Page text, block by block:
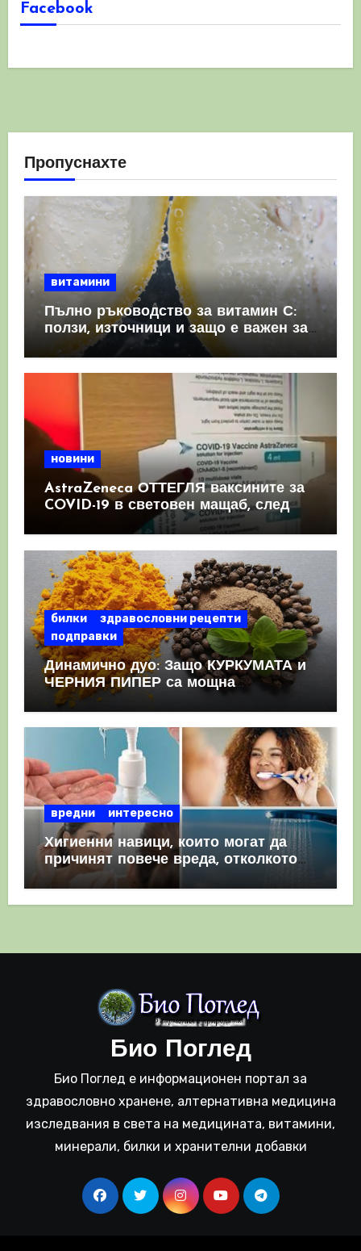
Facebook
Пропуснахте
витамини
Пълно ръководство за витамин С:
ползи, източници и защо е важен за
имунната система
новини
AstraZeneca ОТТЕГЛЯ ваксините за
COVID-19 в световен мащаб, след
като призна, че те причиняват
билки
здравословни рецепти
подправки
Динамично дуо: Защо КУРКУМАТА и
ЧЕРНИЯ ПИПЕР са мощна
комбинация
вредни интересно
Хигиенни навици, които могат да
причинят повече вреда, отколкото
полза
Био Поглед
Био Поглед е информационен портал за
здравословно хранене, алтернативна медицина
изследвания в света на медицината, витамини,
минерали, билки и хранителни добавки